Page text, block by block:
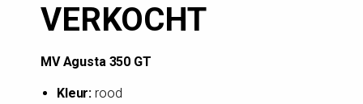
VERKOCHT
MV Agusta 350 GT
Kleur: rood